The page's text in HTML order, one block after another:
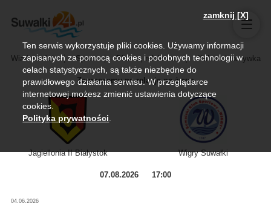
Wiadomości Sport Biznes, rolnictwo Kultura i rozrywka
Zapraszamy na relację na żywo
Jagiellonia II Białystok Wigry Suwałki
07.08.2026 17:00
04.06.2026
zamknij [X]
Ten serwis wykorzystuje pliki cookies. Używamy informacji
zapisanych za pomocą cookies i podobnych technologii w
celach statystycznych, są także niezbędne do
prawidłowego działania serwisu. W przeglądarce
internetowej możesz zmienić ustawienia dotyczące
cookies.
Polityka prywatności